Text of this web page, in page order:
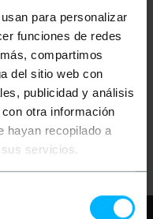
para personalizar
funciones de redes
compartimos
del sitio web con
publicidad y análisis
otra información
hayan recopilado a
servicios.
environnement pour
l"Microphone CCTV MIC-
04
PVP
8,10€
3,24€
VAT inc.
PVD
7,70€
3,08€
Livraison immédiateREF: SK026
Quantité